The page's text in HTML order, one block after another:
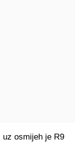
osmijeh je R9